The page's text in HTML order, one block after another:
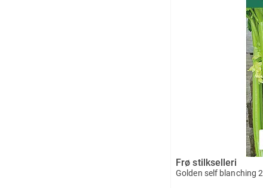
Frø stilkselleri
Golden self blanching 2